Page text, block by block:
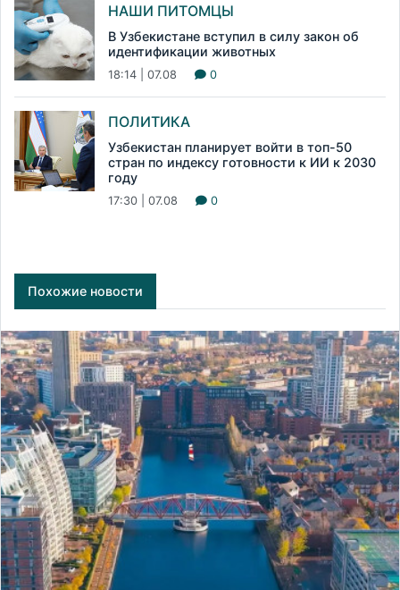
НАШИ ПИТОМЦЫ
В Узбекистане вступил в силу закон об
идентификации животных
18:14 | 07.08 0
ПОЛИТИКА
Узбекистан планирует войти в топ-50
стран по индексу готовности к ИИ к 2030
году
17:30 | 07.08 0
Похожие новости